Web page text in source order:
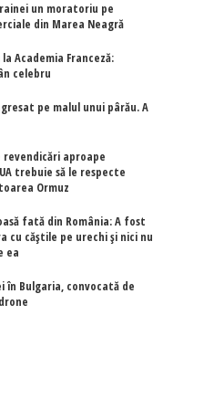
un moratoriu pe
din Marea Neagră
Academia Franceză:
celebru
pe malul unui pârău. A
aproape
trebuie să le respecte
Ormuz
fată din România: A fost
cu căștile pe urechi și nici nu
ea
în Bulgaria, convocată de